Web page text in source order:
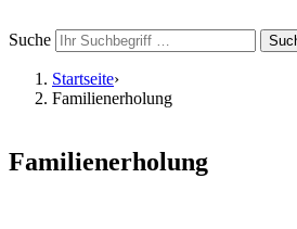
Suche
Startseite›
Familienerholung
Familienerholung